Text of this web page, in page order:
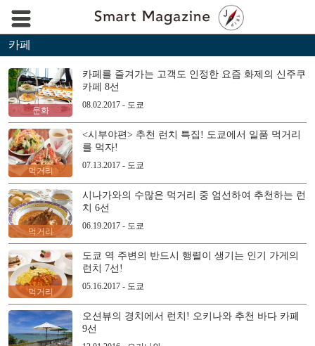
카페
문화
카페를 즐겨가는 고객도 인정한 요즘 화제의 신주쿠
카페 8선
08.02.2017 - 도쿄
먹거리
<시부야편> 추천 런치 특집! 도쿄에서 일품 먹거리
를 먹자!
07.13.2017 - 도쿄
먹거리
시나가와의 수많은 먹거리 중 엄선하여 추천하는 런
치 6선
06.19.2017 - 도쿄
먹거리
도쿄 역 주변의 반드시 행렬이 생기는 인기 가게의
런치 7선!
05.16.2017 - 도쿄
오션뷰의 경치에서 런치! 오키나와 추천 바다 카페
9선